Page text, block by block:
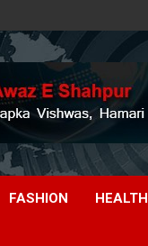
FASHION HEALTH